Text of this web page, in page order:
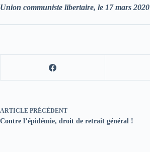
Union communiste libertaire, le 17 mars 2020
ARTICLE PRÉCÉDENT
Contre l’épidémie, droit de retrait général !